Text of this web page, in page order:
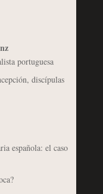
portuguesa
discípulas
española: el caso